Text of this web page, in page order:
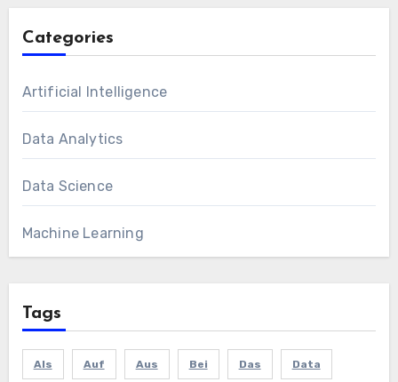
Categories
Artificial Intelligence
Data Analytics
Data Science
Machine Learning
Tags
Als Auf Aus Bei Das Data